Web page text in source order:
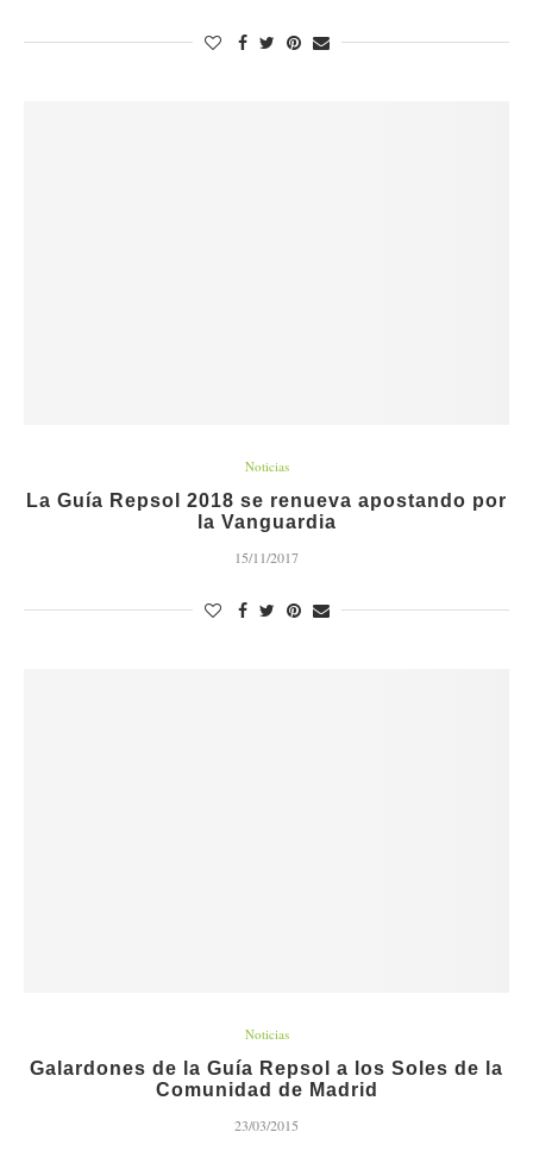
Noticias
La Guía Repsol 2018 se renueva apostando por
la Vanguardia
15/11/2017
Noticias
Galardones de la Guía Repsol a los Soles de la
Comunidad de Madrid
23/03/2015